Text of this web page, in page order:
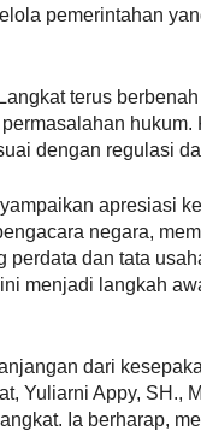
pemerintahan
terus
dengan regulasi
apresiasi
negara,
perdata dan tata
menjadi langkah
dari
Yuliarni Appy, SH.,
Ia berharap,